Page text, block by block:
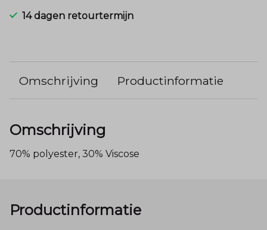
14 dagen retourtermijn
Omschrijving Productinformatie
Omschrijving
70% polyester, 30% Viscose
Productinformatie